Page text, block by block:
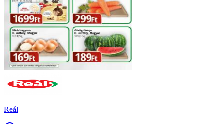
Reál